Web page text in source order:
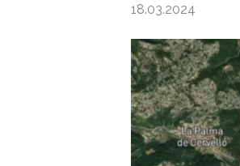
18.03.2024